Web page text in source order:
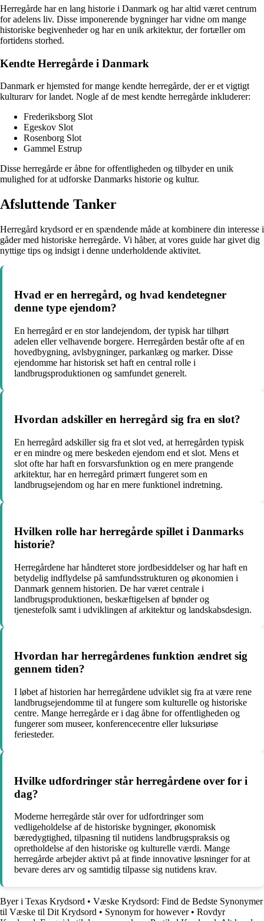
Herregårde har en lang historie i Danmark og har altid været centrum
for adelens liv. Disse imponerende bygninger har vidne om mange
historiske begivenheder og har en unik arkitektur, der fortæller om
fortidens storhed.
Kendte Herregårde i Danmark
Danmark er hjemsted for mange kendte herregårde, der er et vigtigt
kulturarv for landet. Nogle af de mest kendte herregårde inkluderer:
Frederiksborg Slot
Egeskov Slot
Rosenborg Slot
Gammel Estrup
Disse herregårde er åbne for offentligheden og tilbyder en unik
mulighed for at udforske Danmarks historie og kultur.
Afsluttende Tanker
Herregård krydsord er en spændende måde at kombinere din interesse i
gåder med historiske herregårde. Vi håber, at vores guide har givet dig
nyttige tips og indsigt i denne underholdende aktivitet.
Hvad er en herregård, og hvad kendetegner
denne type ejendom?
En herregård er en stor landejendom, der typisk har tilhørt
adelen eller velhavende borgere. Herregården består ofte af en
hovedbygning, avlsbygninger, parkanlæg og marker. Disse
ejendomme har historisk set haft en central rolle i
landbrugsproduktionen og samfundet generelt.
Hvordan adskiller en herregård sig fra en slot?
En herregård adskiller sig fra et slot ved, at herregården typisk
er en mindre og mere beskeden ejendom end et slot. Mens et
slot ofte har haft en forsvarsfunktion og en mere prangende
arkitektur, har en herregård primært fungeret som en
landbrugsejendom og har en mere funktionel indretning.
Hvilken rolle har herregårde spillet i Danmarks
historie?
Herregårdene har håndteret store jordbesiddelser og har haft en
betydelig indflydelse på samfundsstrukturen og økonomien i
Danmark gennem historien. De har været centrale i
landbrugsproduktionen, beskæftigelsen af bønder og
tjenestefolk samt i udviklingen af arkitektur og landskabsdesign.
Hvordan har herregårdenes funktion ændret sig
gennem tiden?
I løbet af historien har herregårdene udviklet sig fra at være rene
landbrugsejendomme til at fungere som kulturelle og historiske
centre. Mange herregårde er i dag åbne for offentligheden og
fungerer som museer, konferencecentre eller luksuriøse
feriesteder.
Hvilke udfordringer står herregårdene over for i
dag?
Moderne herregårde står over for udfordringer som
vedligeholdelse af de historiske bygninger, økonomisk
bæredygtighed, tilpasning til nutidens landbrugspraksis og
opretholdelse af den historiske og kulturelle værdi. Mange
herregårde arbejder aktivt på at finde innovative løsninger for at
bevare deres arv og samtidig tilpasse sig nutidens krav.
Byer i Texas Krydsord • Væske Krydsord: Find de Bedste Synonymer
til Væske til Dit Krydsord • Synonym for however• Rovdyr